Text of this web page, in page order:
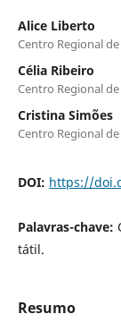
Alice Liberto
Centro Regional
Célia Ribeiro
Centro Regional
Cristina Simões
Centro Regional
DOI: https://
Palavras-chave:
tátil.
Resumo